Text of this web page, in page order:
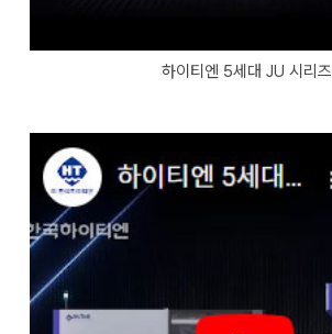
하이티엔 5세대 JU 시리즈